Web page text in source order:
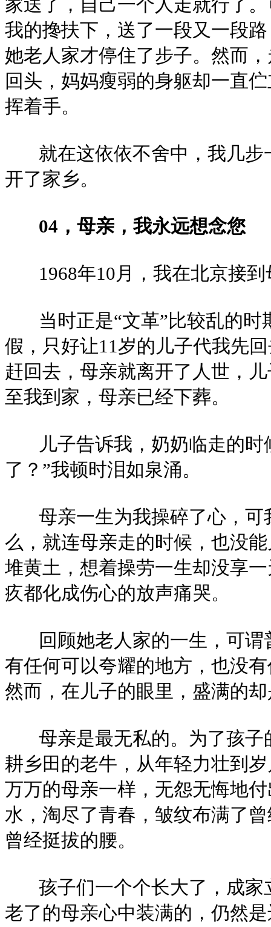
家送了，自己一个人走就行了
我的搀扶下，送了一段又一段
她老人家才停住了步子。然而
回头，妈妈瘦弱的身躯却一直
挥着手。
就在这依依不舍中，我几步
开了家乡。
04，母亲，我永远想念您
1968年10月，我在北京接到
当时正是“文革”比较乱的时
假，只好让11岁的儿子代我先
赶回去，母亲就离开了人世，
至我到家，母亲已经下葬。
儿子告诉我，奶奶临走的时
了？”我顿时泪如泉涌。
母亲一生为我操碎了心，可
么，就连母亲走的时候，也没
堆黄土，想着操劳一生却没享
疚都化成伤心的放声痛哭。
回顾她老人家的一生，可谓
有任何可以夸耀的地方，也没
然而，在儿子的眼里，盛满的
母亲是最无私的。为了孩子
耕乡田的老牛，从年轻力壮到
万万的母亲一样，无怨无悔地
水，淘尽了青春，皱纹布满了
曾经挺拔的腰。
孩子们一个个长大了，成家
老了的母亲心中装满的，仍然